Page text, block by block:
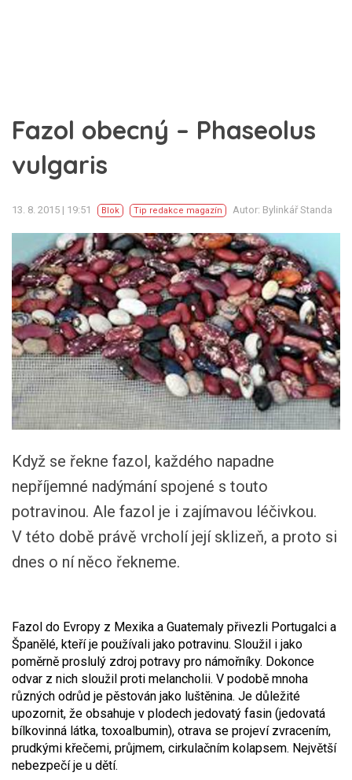
Fazol obecný – Phaseolus
vulgaris
13. 8. 2015 | 19:51 Blok Tip redakce magazín Autor: Bylinkář Standa
Když se řekne fazol, každého napadne
nepříjemné nadýmání spojené s touto
potravinou. Ale fazol je i zajímavou léčivkou.
V této době právě vrcholí její sklizeň, a proto si
dnes o ní něco řekneme.
Fazol do Evropy z Mexika a Guatemaly přivezli Portugalci a
Španělé, kteří je používali jako potravinu. Sloužil i jako
poměrně proslulý zdroj potravy pro námořníky. Dokonce
odvar z nich sloužil proti melancholii. V podobě mnoha
různých odrůd je pěstován jako luštěnina. Je důležité
upozornit, že obsahuje v plodech jedovatý fasin (jedovatá
bílkovinná látka, toxoalbumin), otrava se projeví zvracením,
prudkými křečemi, průjmem, cirkulačním kolapsem. Největší
nebezpečí je u dětí.